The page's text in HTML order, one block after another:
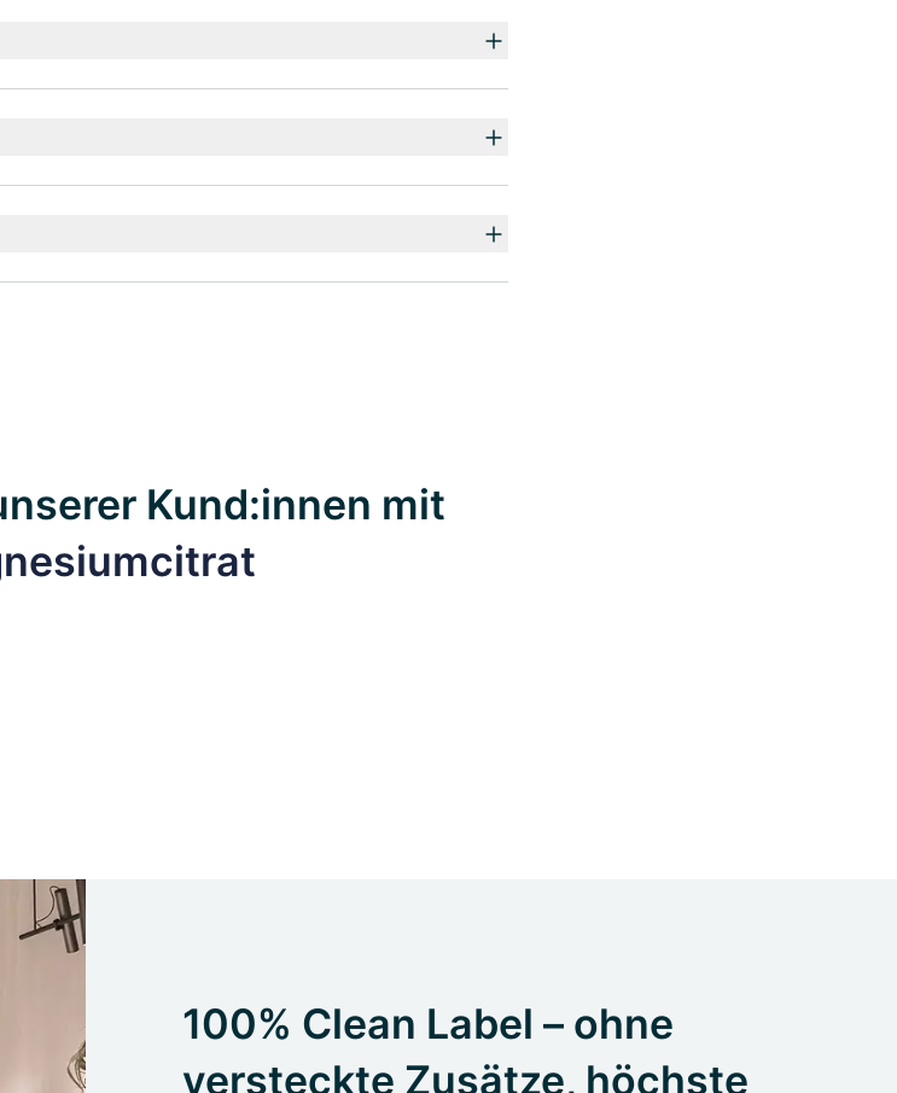
Kund:innen mit
100% Clean Label – ohne
versteckte Zusätze, höchste